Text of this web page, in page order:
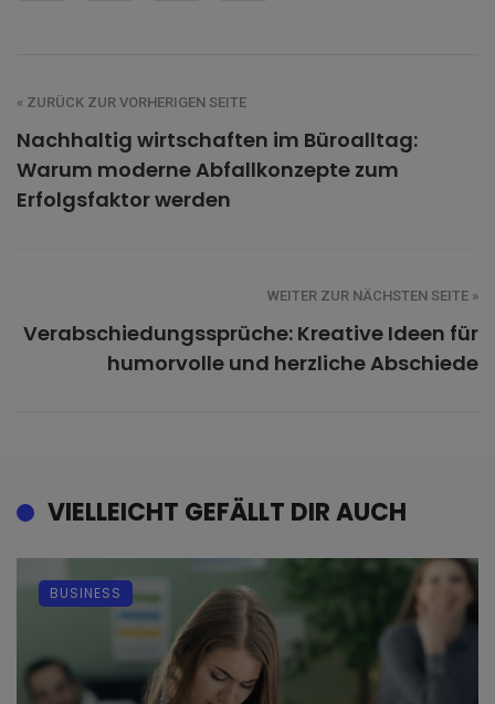
« ZURÜCK ZUR VORHERIGEN SEITE
Nachhaltig wirtschaften im Büroalltag:
Warum moderne Abfallkonzepte zum
Erfolgsfaktor werden
WEITER ZUR NÄCHSTEN SEITE »
Verabschiedungssprüche: Kreative Ideen für
humorvolle und herzliche Abschiede
VIELLEICHT GEFÄLLT DIR AUCH
BUSINESS